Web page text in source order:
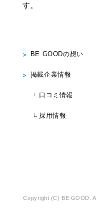
す。
BE GOODの想い
掲載企業情報
口コミ情報
採用情報
Copyright (C) BE GOOD.